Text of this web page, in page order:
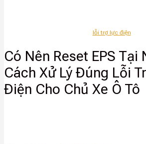
lỗi trợ lực điện
Có Nên Reset EPS Tại
Cách Xử Lý Đúng Lỗi
Điện Cho Chủ Xe Ô Tô